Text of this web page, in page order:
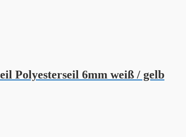
Polyesterseil 6mm weiß / gelb